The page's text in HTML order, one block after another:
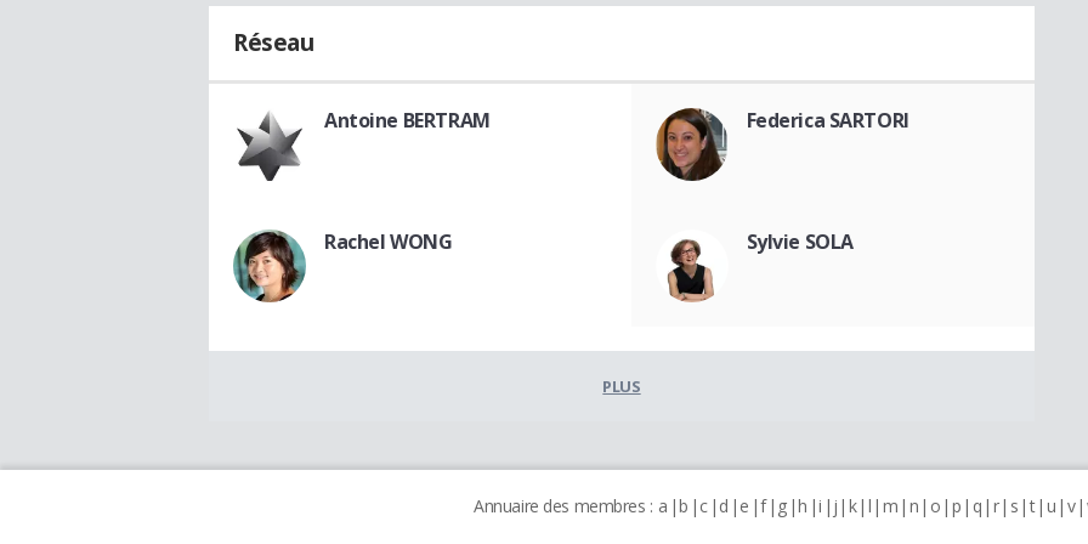
Réseau
Antoine BERTRAM Federica SARTORI
Rachel WONG Sylvie SOLA
PLUS
Annuaire des membres : a b c d e f g h i j k l m n o p q r s t u v